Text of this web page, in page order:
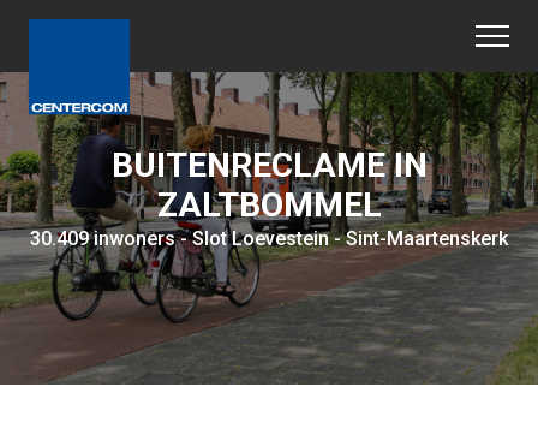
BUITENRECLAME IN
ZALTBOMMEL
30.409 inwoners - Slot Loevestein - Sint-Maartenskerk